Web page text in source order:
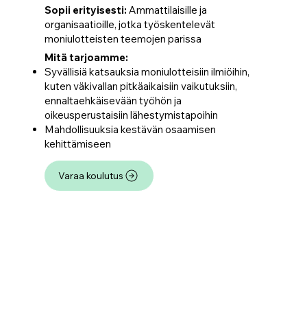
Sopii erityisesti: Ammattilaisille ja
organisaatioille, jotka työskentelevät
moniulotteisten teemojen parissa
Mitä tarjoamme:
Syvällisiä katsauksia moniulotteisiin ilmiöihin,
kuten väkivallan pitkäaikaisiin vaikutuksiin,
ennaltaehkäisevään työhön ja
oikeusperustaisiin lähestymistapoihin
Mahdollisuuksia kestävän osaamisen
kehittämiseen